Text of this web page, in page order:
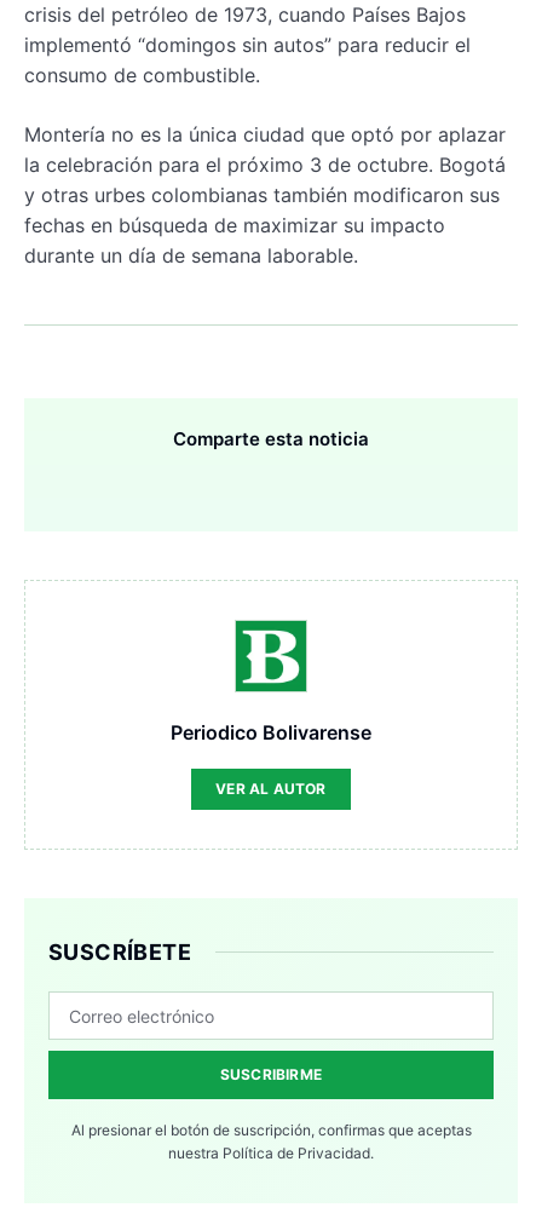
crisis del petróleo de 1973, cuando Países Bajos
implementó “domingos sin autos” para reducir el
consumo de combustible.
Montería no es la única ciudad que optó por aplazar
la celebración para el próximo 3 de octubre. Bogotá
y otras urbes colombianas también modificaron sus
fechas en búsqueda de maximizar su impacto
durante un día de semana laborable.
Comparte esta noticia
Periodico Bolivarense
VER AL AUTOR
SUSCRÍBETE
SUSCRIBIRME
Al presionar el botón de suscripción, confirmas que aceptas
nuestra Política de Privacidad.